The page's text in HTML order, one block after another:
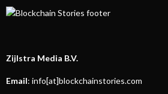
Zijlstra Media B.V.
Email: info[at]blockchainstories.com